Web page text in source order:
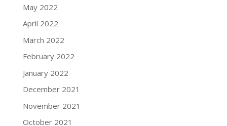
May 2022
April 2022
March 2022
February 2022
January 2022
December 2021
November 2021
October 2021